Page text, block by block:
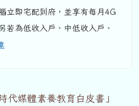
立即宅配到府，並享有每月4G
若為低收入戶、中低收入戶、
代媒體素養教育白皮書」